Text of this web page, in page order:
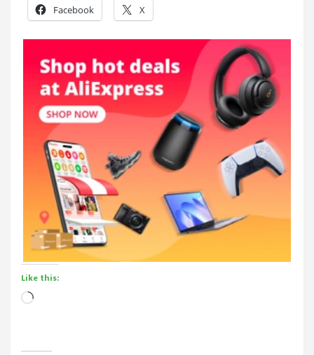
Facebook X
Like this:
Loading…